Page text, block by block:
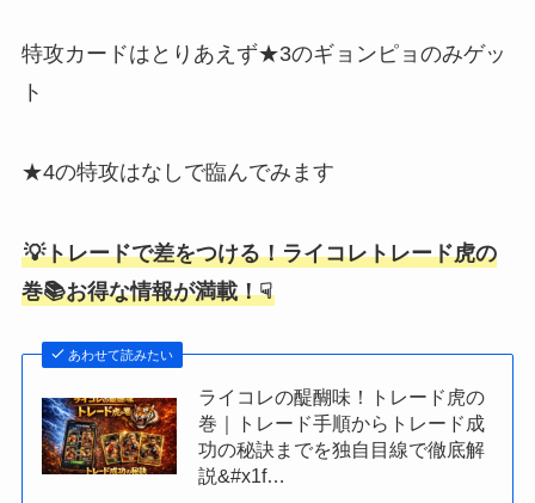
特攻カードはとりあえず★3のギョンピョのみゲッ
ト
★4の特攻はなしで臨んでみます
💡トレードで差をつける！ライコレトレード虎の
巻📚お得な情報が満載！☟
あわせて読みたい
ライコレの醍醐味！トレード虎の
巻｜トレード手順からトレード成
功の秘訣までを独自目線で徹底解
説&#x1f…